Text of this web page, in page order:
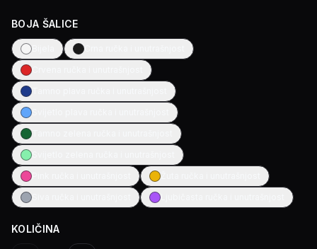
BOJA ŠALICE
KOLIČINA